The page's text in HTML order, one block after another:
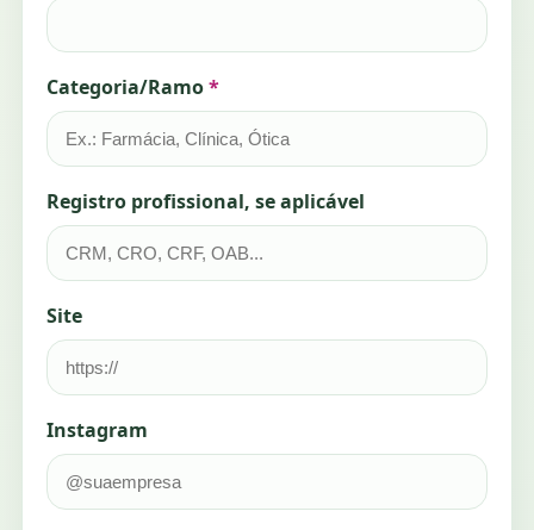
Categoria/Ramo*
Registro profissional, se aplicável
Site
Instagram